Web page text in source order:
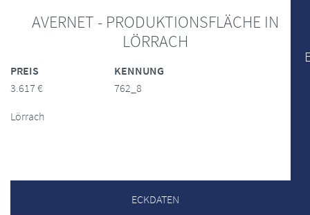
AVERNET - PRODUKTIONSFLÄCHE IN
LÖRRACH
PREIS
3.617 €
KENNUNG
762_8
Lörrach
ECKDATEN